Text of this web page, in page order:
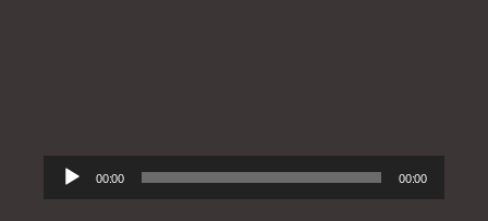
Audio-
Player
00:00 00:00